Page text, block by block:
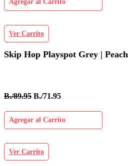
Agregar al Carrito
Ver Carrito
Skip Hop Playspot Grey | Peach
B./89.95 B./71.95
Agregar al Carrito
Ver Carrito